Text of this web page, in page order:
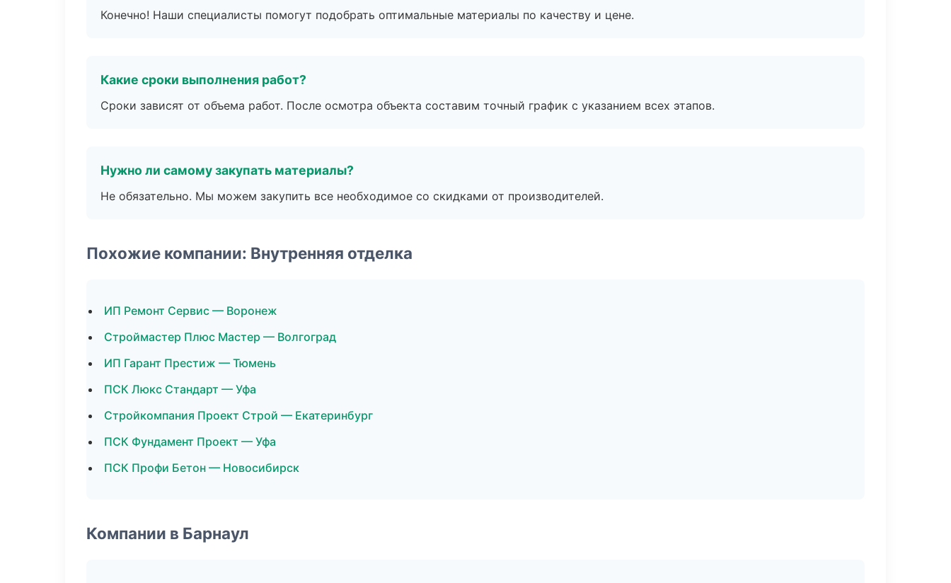
Конечно! Наши специалисты помогут подобрать оптимальные материалы по качеству и цене.
Какие сроки выполнения работ?
Сроки зависят от объема работ. После осмотра объекта составим точный график с указанием всех этапов.
Нужно ли самому закупать материалы?
Не обязательно. Мы можем закупить все необходимое со скидками от производителей.
Похожие компании: Внутренняя отделка
ИП Ремонт Сервис — Воронеж
Строймастер Плюс Мастер — Волгоград
ИП Гарант Престиж — Тюмень
ПСК Люкс Стандарт — Уфа
Стройкомпания Проект Строй — Екатеринбург
ПСК Фундамент Проект — Уфа
ПСК Профи Бетон — Новосибирск
Компании в Барнаул